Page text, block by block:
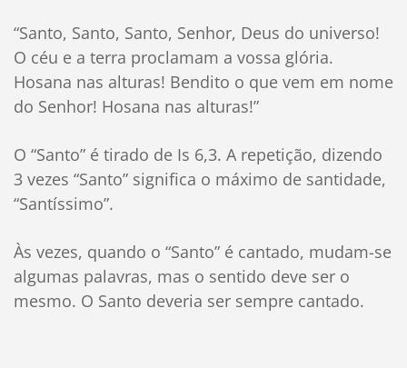
“Santo, Santo, Santo, Senhor, Deus do universo!
O céu e a terra proclamam a vossa glória.
Hosana nas alturas! Bendito o que vem em nome
do Senhor! Hosana nas alturas!”
O “Santo” é tirado de Is 6,3. A repetição, dizendo
3 vezes “Santo” significa o máximo de santidade,
“Santíssimo”.
Às vezes, quando o “Santo” é cantado, mudam-se
algumas palavras, mas o sentido deve ser o
mesmo. O Santo deveria ser sempre cantado.